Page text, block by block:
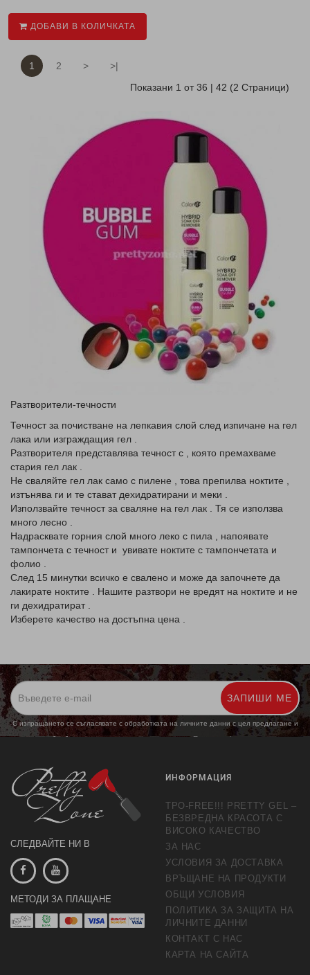
ДОБАВИ В КОЛИЧКАТА
1 2 >
>|
Показани 1 от 36 | 42 (2 Страници)
Разтворители-течности
Течност за почистване на лепкавия слой след изпичане на гел
лака или изграждащия гел .
Разтворителя представлява течност с , която премахваме
стария гел лак .
Не сваляйте гел лак само с пилене , това препилва ноктите ,
изтънява ги и те стават дехидратирани и меки .
Използвайте течност за сваляне на гел лак . Тя се използва
много лесно .
Надрасквате горния слой много леко с пила , напоявате
тампончета с течност и увивате ноктите с тампончетата и
фолио .
След 15 минутки всичко е свалено и може да започнете да
лакирате ноктите . Нашите разтвори не вредят на ноктите и не
ги дехидратират .
Изберете качество на достъпна цена .
ЗАПИШИ МЕ
С изпращането се съгласявате с обработката на личните данни с цел предлагане и
обработка на маркетингови предложения. Повече информация
СЛЕДВАЙТЕ НИ В
МЕТОДИ ЗА ПЛАЩАНЕ
ИНФОРМАЦИЯ
TPO-FREE!!! PRETTY GEL –
БЕЗВРЕДНА КРАСОТА С
ВИСОКО КАЧЕСТВО
ЗА НАС
УСЛОВИЯ ЗА ДОСТАВКА
ВРЪЩАНЕ НА ПРОДУКТИ
ОБЩИ УСЛОВИЯ
ПОЛИТИКА ЗА ЗАЩИТА НА
ЛИЧНИТЕ ДАННИ
КОНТАКТ С НАС
КАРТА НА САЙТА